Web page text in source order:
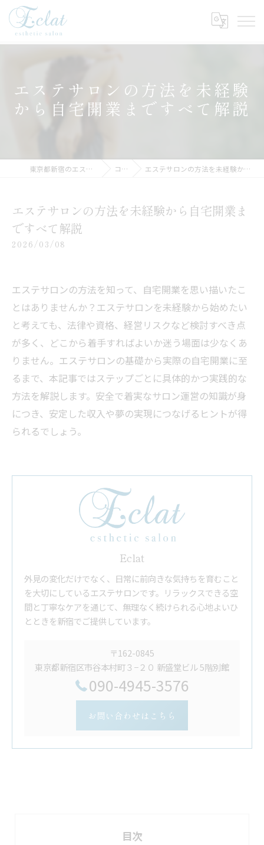
エステサロンの方法を未経験
から自宅開業まですべて解説
東京都新宿のエステサロンならEclat コラム エステサロンの方法を未経験から自宅開業まですべて解説
エステサロンの方法を未経験から自宅開業ま
ですべて解説
2026/03/08
エステサロンの方法を知って、自宅開業を思い描いたこ
とはありませんか？エステサロンを未経験から始めたい
と考えても、法律や資格、経営リスクなど検討すべき点
が多く、どこから着手すればよいか迷う場面は少なくあ
りません。エステサロンの基礎から実際の自宅開業に至
るまで、本記事ではステップごとに具体的かつ実践的な
方法を解説します。安全で着実なサロン運営の知識が身
につき、安定した収入や夢の実現につなげるヒントが得
られるでしょう。
Eclat
外見の変化だけでなく、日常に前向きな気持ちを育むこと
を大切にしているエステサロンです。リラックスできる空
間と丁寧なケアを通じて、無理なく続けられる心地よいひ
とときを新宿でご提供しています。
〒162-0845
東京都新宿区市谷本村町３−２０ 新盛堂ビル 5階別館
090-4945-3576
お問い合わせはこちら
目次